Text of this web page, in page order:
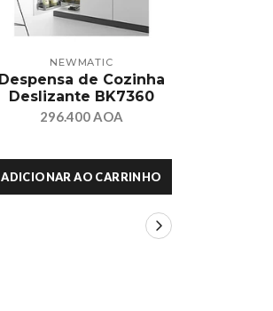
NEWMATIC
Despensa de Cozinha
Deslizante BK7360
296.400 AOA
ADICIONAR AO CARRINHO